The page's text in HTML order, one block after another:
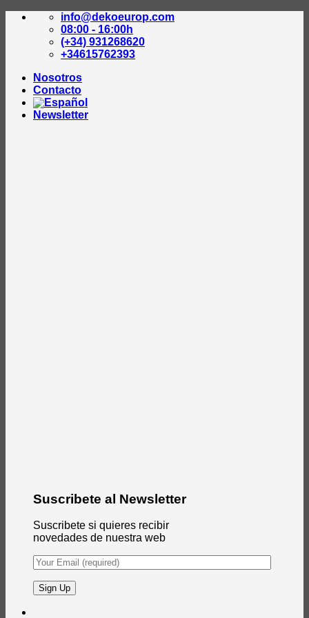
Saltar
contenido
info@dekoeurop.com
08:00 - 16:00h
(+34) 931268620
+34615762393
Nosotros
Contacto
Newsletter
Suscribete al Newsletter
Suscribete si quieres recibir
novedades de nuestra web